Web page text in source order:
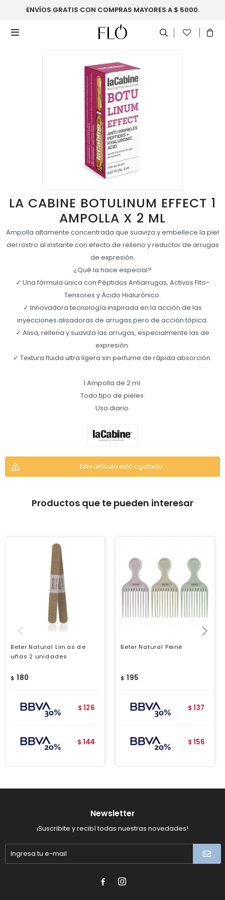
ENVÍOS GRATIS CON COMPRAS MAYORES A $ 5000.

LA CABINE BOTULINUM EFFECT 1
AMPOLLA X 2 ML
Ampolla altamente concentrada que suaviza y embellece la piel
del rostro al instante con efecto de relleno y reductor de arrugas
de expresión.
¿Qué la hace especial?
✓ Una fórmula única con Péptidos Antiarrugas, Activos Fito-
Tensores y Ácido Hialurónico.
✓ Innovadora tecnología inspirada en la acción de las
inyecciones alisadoras de arrugas pero de acción tópica.
✓ Alisa, rellena y suaviza las arrugas, especialmente las de
expresión.
✓ Textura fluida ultra ligera sin perfume de rápida absorción.
1 Ampolla de 2 ml.
Todo tipo de pieles.
Uso diario.
Este artículo está agotado.
Productos que te pueden interesar
Beter Natural Limas de
uñas 2 unidades
$ 180
$ 126
$ 144
Beter Natural Peine
$ 195
$ 137
$ 156
Newsletter
¡Suscribite y recibí todas nuestras novedades!
 